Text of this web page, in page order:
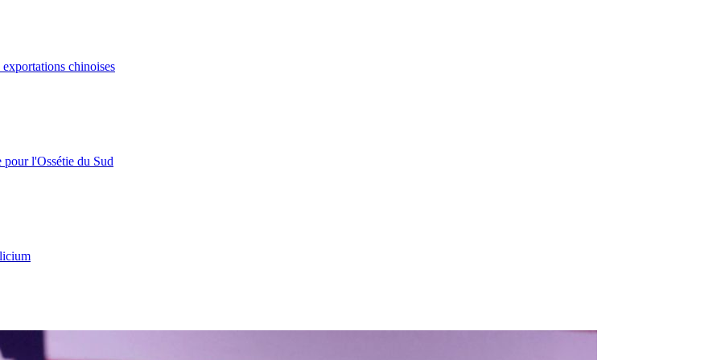
chinoises
pour l'Ossétie du Sud